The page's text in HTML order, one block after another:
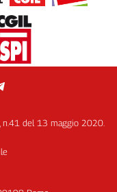
n.41 del 13 maggio 2020.